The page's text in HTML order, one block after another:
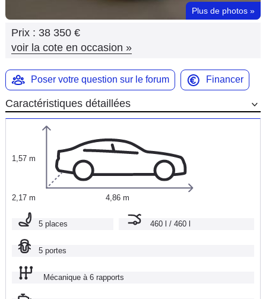
Moto
Marques
Plus de photos »
Prix : 38 350 €
voir la cote en occasion »
Poser votre question sur le forum Financer
Caractéristiques détaillées
1,57 m
2,17 m 4,86 m
5 places 460 l / 460 l
5 portes
Mécanique à 6 rapports